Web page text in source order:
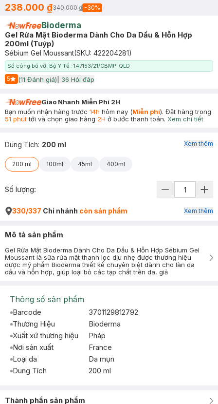
238.000 ₫340.000 ₫ -30%
Bioderma
Gel Rửa Mặt Bioderma Dành Cho Da Dầu & Hỗn Hợp
200ml (Tuýp)
Sébium Gel Moussant(SKU: 422204281)
Số công bố với Bộ Y Tế : 147153/21/CBMP-QLD
5
Start Icon
(11 Đánh giá) 36 Hỏi đáp
Giao Nhanh Miễn Phí 2H
Bạn muốn nhận hàng trước 14h hôm nay (Miễn phí). Đặt hàng trong
51 phúttới và chọn giao hàng 2H ở bước thanh toán. Xem chi tiết
Dung Tích: 200 ml
200 ml 100ml 45ml 400ml
Xem thêm
Số lượng:
330/337 Chi nhánh còn sản phẩm Xem thêm
Mô tả sản phẩm
Gel Rửa Mặt Bioderma Dành Cho Da Dầu & Hỗn Hợp Sébium Gel
Moussant là sữa rửa mặt thanh lọc dịu nhẹ được thương hiệu
dược mỹ phẩm Bioderma thiết kế chuyên biệt dành cho làn da
dầu và hỗn hợp, giúp loại bỏ các tạp chất trên da, giả
Thông số sản phẩm
Barcode
3701129812792
Thương Hiệu
Bioderma
Xuất xứ thương hiệu
Pháp
Nơi sản xuất
France
Loại da
Da mụn
Dung Tích
200 ml
Thành phần sản phẩm